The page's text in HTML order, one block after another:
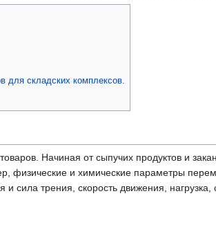
для складских комплексов.
Начиная от сыпучих продуктов и
физические и химические параметры
сила трения, скорость движения, нагрузка,